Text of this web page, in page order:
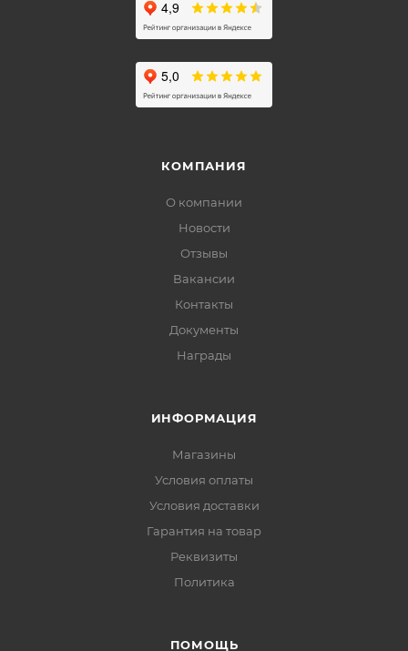
КОМПАНИЯ
О компании
Новости
Отзывы
Вакансии
Контакты
Документы
Награды
ИНФОРМАЦИЯ
Магазины
Условия оплаты
Условия доставки
Гарантия на товар
Реквизиты
Политика
ПОМОЩЬ